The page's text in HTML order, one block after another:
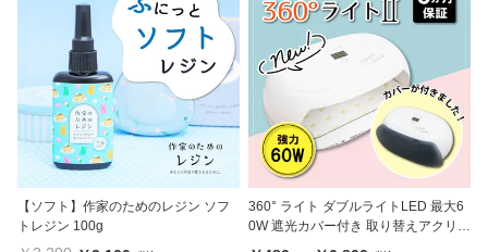
【ソフト】作家のためのレジン ソフ
トレジン 100g
360° ライト ダブルライトLED 最大6
0W 遮光カバー付き 取り替えアクリル